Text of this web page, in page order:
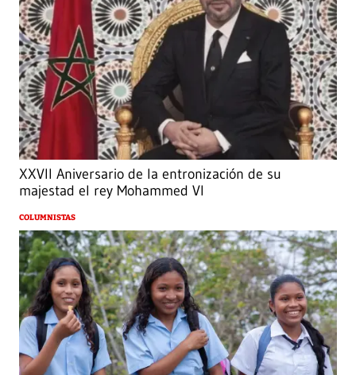
XXVII Aniversario de la entronización de su
majestad el rey Mohammed VI
COLUMNISTAS